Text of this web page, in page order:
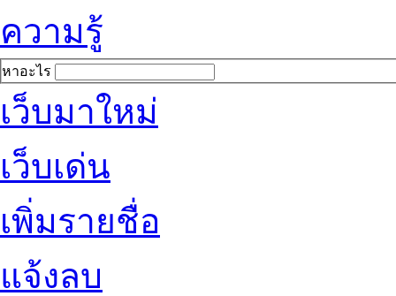
ความรู้
หาอะไร
เว็บมาใหม่
เว็บเด่น
เพิ่มรายชื่อ
แจ้งลบ